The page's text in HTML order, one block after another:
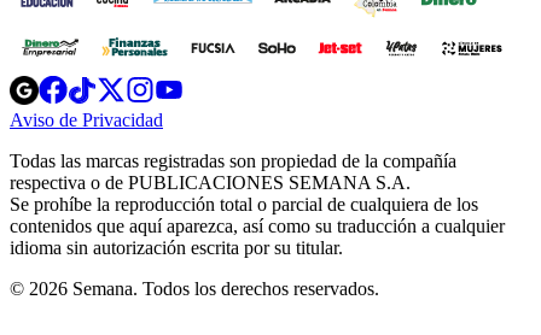
Opens
in
new
Opens
in
new
Opens
in
new
window
Opens
new
windowwindow
Aviso de Privacidad
new
window
Todas las marcas registradas son propiedad de la compañía
respectiva o de PUBLICACIONES SEMANA S.A.
Se prohíbe la reproducción total o parcial de cualquiera de los
contenidos que aquí aparezca, así como su traducción a cualquier
idioma sin autorización escrita por su titular.
© 2026 Semana. Todos los derechos reservados.